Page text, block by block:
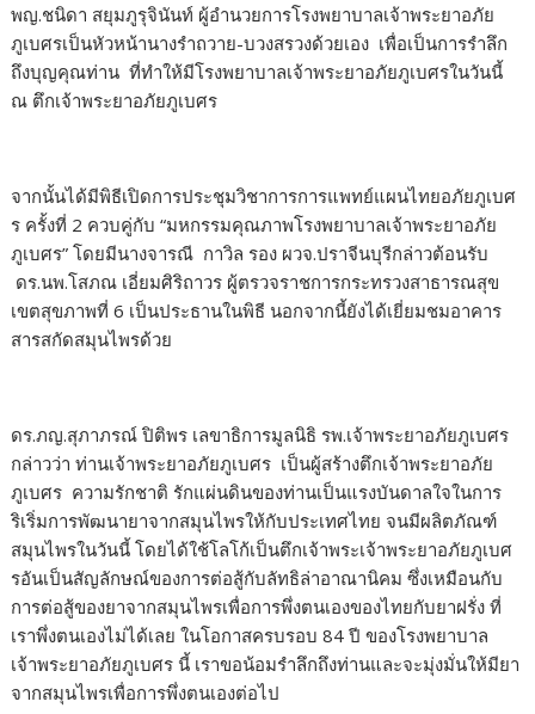
พญ.ชนิดา สยุมภูรุจินันท์ ผู้อำนวยการโรงพยาบาลเจ้าพระยาอภัย
ภูเบศรเป็นหัวหน้านางรำถวาย-บวงสรวงด้วยเอง เพื่อเป็นการรำลึก
ถึงบุญคุณท่าน ที่ทำให้มีโรงพยาบาลเจ้าพระยาอภัยภูเบศรในวันนี้
ณ ตึกเจ้าพระยาอภัยภูเบศร
จากนั้นได้มีพิธีเปิดการประชุมวิชาการการแพทย์แผนไทยอภัยภูเบศ
ร ครั้งที่ 2 ควบคู่กับ “มหกรรมคุณภาพโรงพยาบาลเจ้าพระยาอภัย
ภูเบศร” โดยมีนางจารณี กาวิล รอง ผวจ.ปราจีนบุรีกล่าวต้อนรับ
ดร.นพ.โสภณ เอี่ยมศิริถาวร ผู้ตรวจราชการกระทรวงสาธารณสุข
เขตสุขภาพที่ 6 เป็นประธานในพิธี นอกจากนี้ยังได้เยี่ยมชมอาคาร
สารสกัดสมุนไพรด้วย
ดร.ภญ.สุภาภรณ์ ปิติพร เลขาธิการมูลนิธิ รพ.เจ้าพระยาอภัยภูเบศร
กล่าวว่า ท่านเจ้าพระยาอภัยภูเบศร เป็นผู้สร้างตึกเจ้าพระยาอภัย
ภูเบศร ความรักชาติ รักแผ่นดินของท่านเป็นแรงบันดาลใจในการ
ริเริ่มการพัฒนายาจากสมุนไพรให้กับประเทศไทย จนมีผลิตภัณฑ์
สมุนไพรในวันนี้ โดยได้ใช้โลโก้เป็นตึกเจ้าพระเจ้าพระยาอภัยภูเบศ
รอันเป็นสัญลักษณ์ของการต่อสู้กับลัทธิล่าอาณานิคม ซึ่งเหมือนกับ
การต่อสู้ของยาจากสมุนไพรเพื่อการพึ่งตนเองของไทยกับยาฝรั่ง ที่
เราพึ่งตนเองไม่ได้เลย ในโอกาสครบรอบ 84 ปี ของโรงพยาบาล
เจ้าพระยาอภัยภูเบศร นี้ เราขอน้อมรำลึกถึงท่านและจะมุ่งมั่นให้มียา
จากสมุนไพรเพื่อการพึ่งตนเองต่อไป